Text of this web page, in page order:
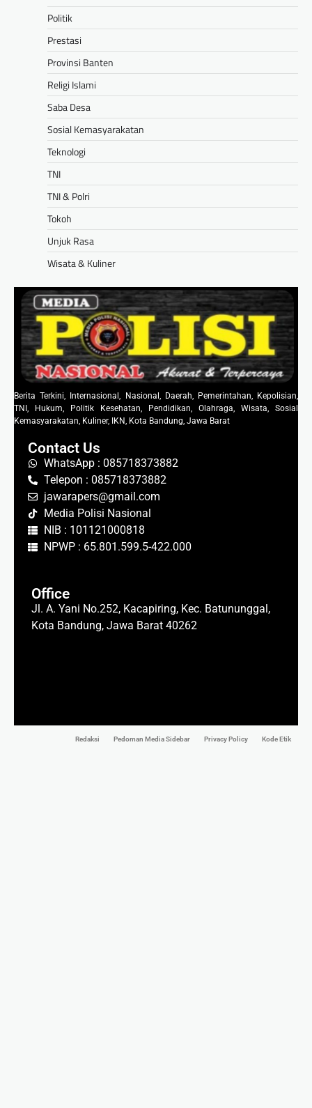
Politik
Prestasi
Provinsi Banten
Religi Islami
Saba Desa
Sosial Kemasyarakatan
Teknologi
TNI
TNI & Polri
Tokoh
Unjuk Rasa
Wisata & Kuliner
Berita Terkini, Internasional, Nasional, Daerah, Pemerintahan, Kepolisian,
TNI, Hukum, Politik Kesehatan, Pendidikan, Olahraga, Wisata, Sosial
Kemasyarakatan, Kuliner, IKN, Kota Bandung, Jawa Barat
Contact Us
WhatsApp : 085718373882
Telepon : 085718373882
jawarapers@gmail.com
Media Polisi Nasional
NIB : 101121000818
NPWP : 65.801.599.5-422.000
Office
Jl. A. Yani No.252, Kacapiring, Kec. Batununggal,
Kota Bandung, Jawa Barat 40262
Redaksi Pedoman Media Sidebar Privacy Policy Kode Etik